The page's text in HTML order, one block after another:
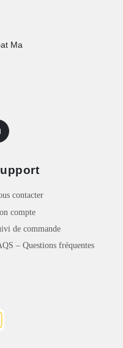
Ma
contacter
compte
de commande
– Questions fréquentes